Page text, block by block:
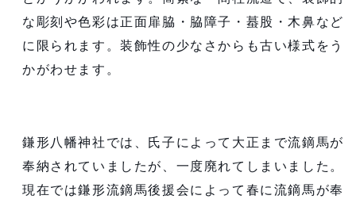
な彫刻や色彩は正面扉脇・脇障子・蟇股・木鼻など
に限られます。装飾性の少なさからも古い様式をう
かがわせます。
鎌形八幡神社では、氏子によって大正まで流鏑馬が
奉納されていましたが、一度廃れてしまいました。
現在では鎌形流鏑馬後援会によって春に流鏑馬が奉